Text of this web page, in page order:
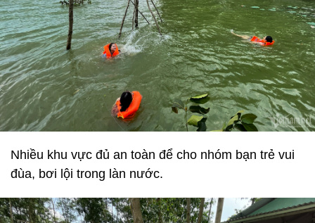
Nhiều khu vực đủ an toàn để cho nhóm bạn trẻ vui
đùa, bơi lội trong làn nước.